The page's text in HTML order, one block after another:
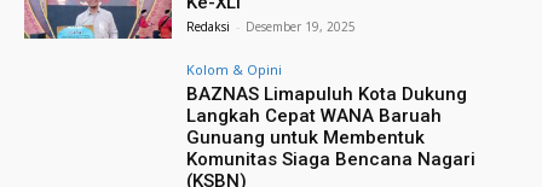
Redaksi - Desember 19, 2025
Kolom & Opini
BAZNAS Limapuluh Kota Dukung
Langkah Cepat WANA Baruah
Gunuang untuk Membentuk
Komunitas Siaga Bencana Nagari
(KSBN)